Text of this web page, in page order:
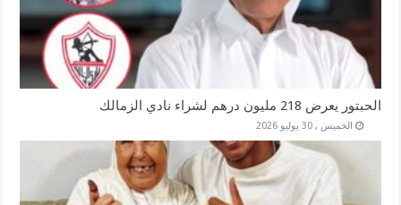
الحبتور يعرض 218 مليون درهم لشراء نادي الزمالك
الخميس , 30 يوليو 2026